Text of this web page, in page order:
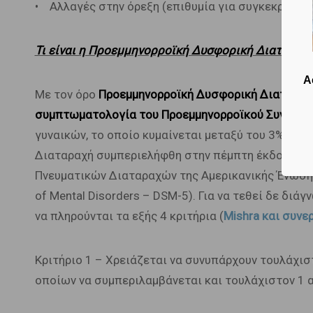
• Αλλαγές στην όρεξη (επιθυμία για
Τι είναι η Προεμμηνορροϊκή Δυσφορική
Με τον όρο Προεμμηνορροϊκή Δυσφορική Διαταραχή
συμπτωματολογία του Προεμμηνορροϊκού
γυναικών, το οποίο κυμαίνεται μεταξύ του 3%
Διαταραχή συμπεριελήφθη στην πέμπτη έκδοση
Πνευματικών Διαταραχών της Αμερικανικής
of Mental Disorders – DSM-5). Για να τεθεί δε
να πληρούνται τα εξής 4 κριτήρια ( Mishra και
Κριτήριο 1 – Χρειάζεται να συνυπάρχουν
οποίων να συμπεριλαμβάνεται και τουλάχιστον